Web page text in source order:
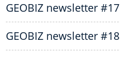
GEOBIZ newsletter #17
GEOBIZ newsletter #18